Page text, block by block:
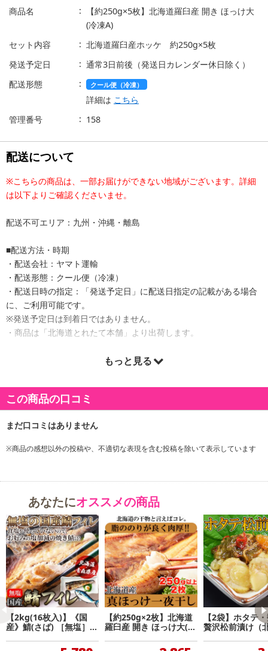
商品名
【約250g×5枚】北海道羅臼産 開き ほっけ大
(冷凍A)
セット内容
北海道羅臼産ホッケ 約250g×5枚
発送予定日
通常3日前後（発送日カレンダー休日除く）
配送形態
クール便（冷凍）
詳細は こちら
管理番号
158
配送について
※こちらの商品は、一部お届けができない地域がございます。詳細
は以下よりご確認くださいませ。
配送不可エリア：九州・沖縄・離島
■配送方法・時期
・配送会社：ヤマト運輸
・配送形態：クール便（冷凍）
・配送日時の指定：「発送予定日」に配送日指定の記載がある場合
に、ご利用可能です。
※発送予定日は到着日ではありません。
・商品は「北海道とれたて本舗」より出荷します。
もっと見る
この商品の口コミ
※商品の感想以外の投稿や、不適切な表現を含む投稿を除いて表示しています
あなたにオススメの商品
【2kg(16枚入)】《国
産》鯖(さば) ［無塩］サ
【約250g×2枚】北海道
羅臼産 開き ほっけ大(冷
【2袋】ホタテ
贅沢松前漬け（